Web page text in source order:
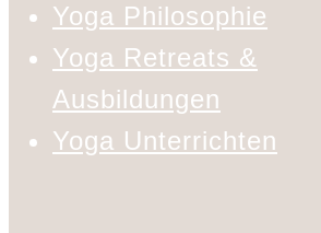
Yoga Philosophie
Yoga Retreats &
Ausbildungen
Yoga Unterrichten